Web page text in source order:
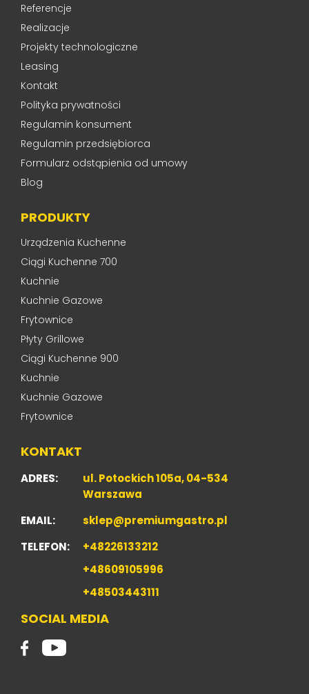
Referencje
Realizacje
Projekty technologiczne
Leasing
Kontakt
Polityka prywatności
Regulamin konsument
Regulamin przedsiębiorca
Formularz odstąpienia od umowy
Blog
PRODUKTY
Urządzenia Kuchenne
Ciągi Kuchenne 700
Kuchnie
Kuchnie Gazowe
Frytownice
Płyty Grillowe
Ciągi Kuchenne 900
Kuchnie
Kuchnie Gazowe
Frytownice
KONTAKT
ADRES:
ul. Potockich 105a, 04-534
Warszawa
EMAIL:
sklep@premiumgastro.pl
TELEFON:
+48226133212
+48609105996
+48503443111
SOCIAL MEDIA